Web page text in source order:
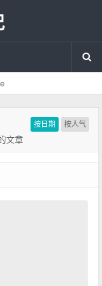
按日期 按人气
文章